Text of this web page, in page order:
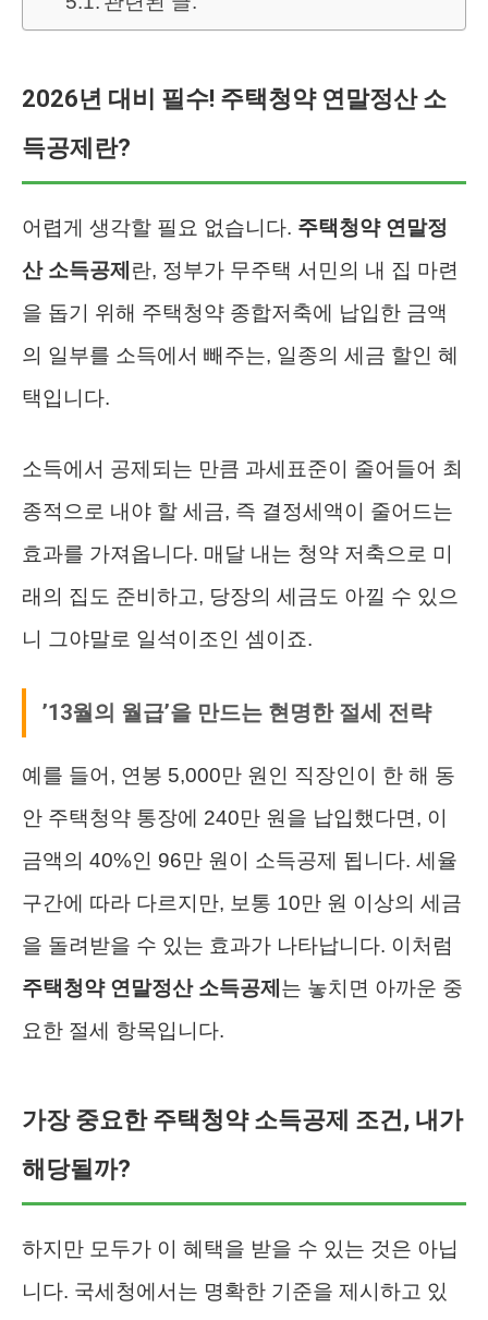
2026년 대비 필수! 주택청약 연말정산 소
득공제란?
어렵게 생각할 필요 없습니다. 주택청약 연말정
산 소득공제 란, 정부가 무주택 서민의 내 집 마련
을 돕기 위해 주택청약 종합저축에 납입한 금액
의 일부를 소득에서 빼주는, 일종의 세금 할인 혜
택입니다.
소득에서 공제되는 만큼 과세표준이 줄어들어 최
종적으로 내야 할 세금, 즉 결정세액이 줄어드는
효과를 가져옵니다. 매달 내는 청약 저축으로 미
래의 집도 준비하고, 당장의 세금도 아낄 수 있으
니 그야말로 일석이조인 셈이죠.
’13월의 월급’을 만드는 현명한 절세 전략
예를 들어, 연봉 5,000만 원인 직장인이 한 해 동
안 주택청약 통장에 240만 원을 납입했다면, 이
금액의 40%인 96만 원이 소득공제 됩니다. 세율
구간에 따라 다르지만, 보통 10만 원 이상의 세금
을 돌려받을 수 있는 효과가 나타납니다. 이처럼
주택청약 연말정산 소득공제 는 놓치면 아까운 중
요한 절세 항목입니다.
가장 중요한 주택청약 소득공제 조건, 내가
해당될까?
하지만 모두가 이 혜택을 받을 수 있는 것은 아닙
니다. 국세청에서는 명확한 기준을 제시하고 있